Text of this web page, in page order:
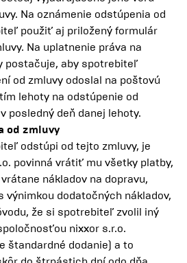
Na oznámenie odstúpenia od
použiť aj priložený formulár
Na uplatnenie práva na
postačuje, aby spotrebiteľ
od zmluvy odoslal na poštovú
lehoty na odstúpenie od
posledný deň danej lehoty.
od zmluvy
odstúpi od tejto zmluvy, je
povinná vrátiť mu všetky platby,
nákladov na dopravu,
výnimkou dodatočných nákladov,
že si spotrebiteľ zvolil iný
nixxor s.r.o.
štandardné dodanie) a to